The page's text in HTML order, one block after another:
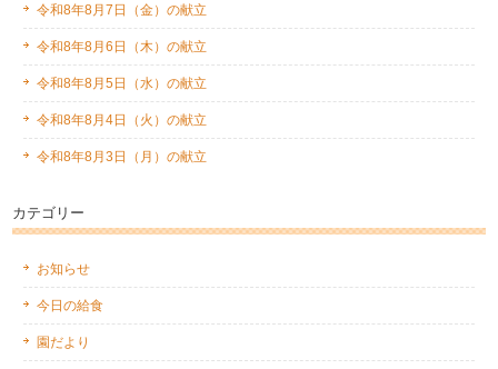
令和8年8月7日（金）の献立
令和8年8月6日（木）の献立
令和8年8月5日（水）の献立
令和8年8月4日（火）の献立
令和8年8月3日（月）の献立
カテゴリー
お知らせ
今日の給食
園だより